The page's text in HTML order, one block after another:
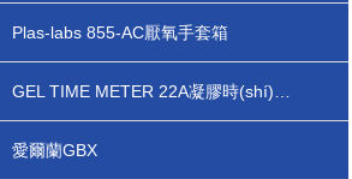
Plas-labs 855-AC厭氧手套箱
愛爾蘭GBX